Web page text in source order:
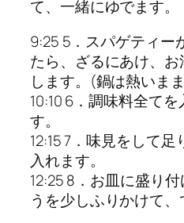
て、一緒にゆでます。
9:25 5．スパゲティー
たら、ざるにあけ、
します。(鍋は熱いま
10:10 6．調味料全て
す。
12:15 7．味見をして
入れます。
12:25 8．お皿に盛り
うを少しふりかけて、